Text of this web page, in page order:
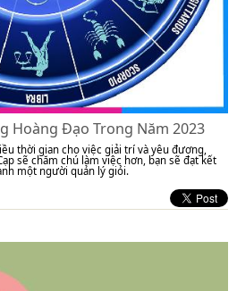
Hoàng Đạo Trong Năm 2023
thời gian cho việc giải trí và yêu đương,
sẽ chăm chú làm việc hơn, bạn sẽ đạt kết
một người quản lý giỏi.